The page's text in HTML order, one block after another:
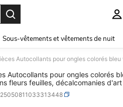
Sous-vêtements et vêtements de nuit
Autocollants pour ongles colorés
fleurs feuilles, décalcomanies d'art
à coller sur vos ongles,